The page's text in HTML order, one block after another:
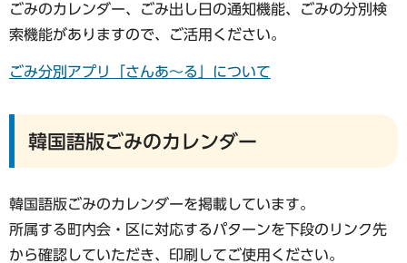
ごみのカレンダー、ごみ出し日の通知機能、ごみの分別検
索機能がありますので、ご活用ください。
ごみ分別アプリ「さんあ～る」について
韓国語版ごみのカレンダー
韓国語版ごみのカレンダーを掲載しています。
所属する町内会・区に対応するパターンを下段のリンク先
から確認していただき、印刷してご使用ください。